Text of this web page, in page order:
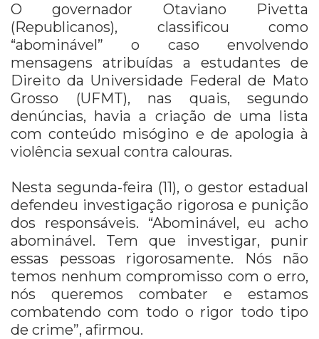
O governador Otaviano Pivetta
(Republicanos), classificou como
“abominável” o caso envolvendo
mensagens atribuídas a estudantes de
Direito da Universidade Federal de Mato
Grosso (UFMT), nas quais, segundo
denúncias, havia a criação de uma lista
com conteúdo misógino e de apologia à
violência sexual contra calouras.
Nesta segunda-feira (11), o gestor estadual
defendeu investigação rigorosa e punição
dos responsáveis. “Abominável, eu acho
abominável. Tem que investigar, punir
essas pessoas rigorosamente. Nós não
temos nenhum compromisso com o erro,
nós queremos combater e estamos
combatendo com todo o rigor todo tipo
de crime”, afirmou.